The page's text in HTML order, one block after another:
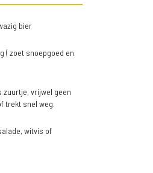
bier
( zoet snoepgoed en
vrijwel geen
trekt snel weg.
witvis of